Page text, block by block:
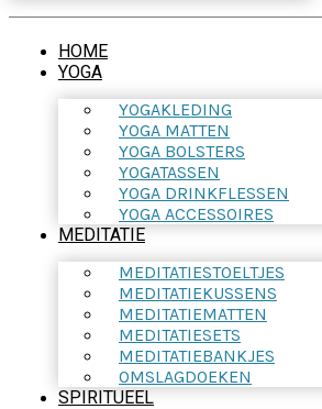
HOME
YOGA
YOGAKLEDING
YOGA MATTEN
YOGA BOLSTERS
YOGATASSEN
YOGA DRINKFLESSEN
YOGA ACCESSOIRES
MEDITATIE
MEDITATIESTOELTJES
MEDITATIEKUSSENS
MEDITATIEMATTEN
MEDITATIESETS
MEDITATIEBANKJES
OMSLAGDOEKEN
SPIRITUEEL